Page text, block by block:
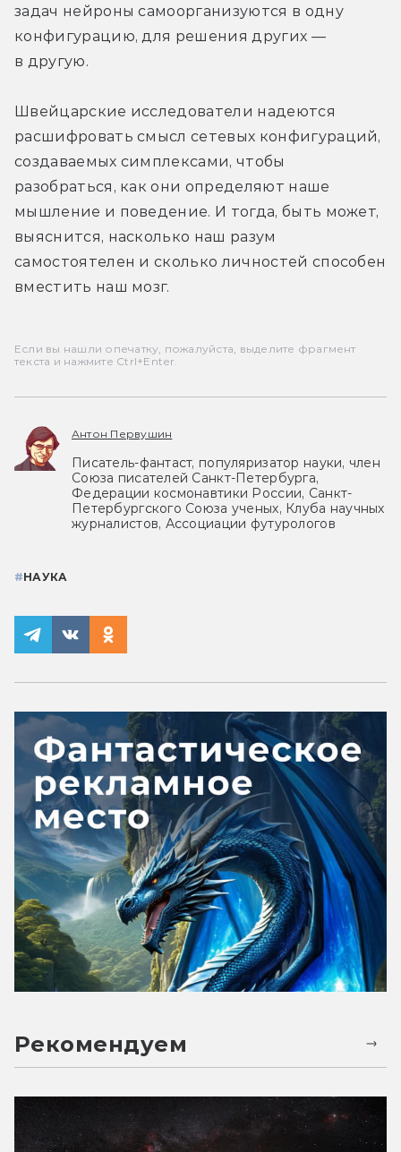
задач нейроны самоорганизуются в одну
конфигурацию, для решения других —
в другую.
Швейцарские исследователи надеются
расшифровать смысл сетевых конфигураций,
создаваемых симплексами, чтобы
разобраться, как они определяют наше
мышление и поведение. И тогда, быть может,
выяснится, насколько наш разум
самостоятелен и сколько личностей способен
вместить наш мозг.
Если вы нашли опечатку, пожалуйста, выделите фрагмент
текста и нажмите Ctrl+Enter.
Антон Первушин
Писатель-фантаст, популяризатор науки, член
Союза писателей Санкт-Петербурга,
Федерации космонавтики России, Санкт-
Петербургского Союза ученых, Клуба научных
журналистов, Ассоциации футурологов
#НАУКА
Рекомендуем